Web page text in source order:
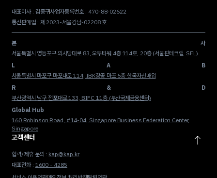
대표이사 : 김종구사업자등록번호 : 470-88-02622
통신판매업 : 제 2023-서울강남-02208 호
본
사
서울특별시 영등포구 의사당대로 83, 오투타워 4층 114호, 20층 (서울핀테크랩, SFL)
L
A
B
서울특별시 마포구 마포대로 114, IBK창공 마포 5층 한국자산매입
R
&
D
부산광역시 남구 전포대로 133, BIFC 11층 (부산국제금융센터)
Global Hub
160 Robinson Road, #14-04, Singapore Business Federation Center,
Singapore
고객센터
협력/제휴 문의 : kap@kap.kr
대표전화 : 1600 - 4285